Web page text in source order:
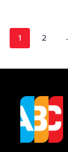
1 2